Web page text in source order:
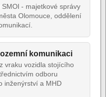
- majetkové správy
Olomouce, oddělení
komunikaci
vraku vozidla stojícího
odboru
inženýrství a MHD